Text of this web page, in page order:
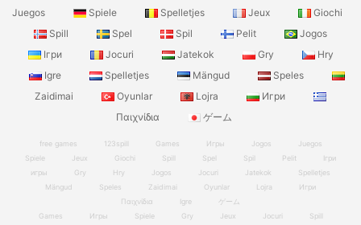
Juegos
Spiele Spelletjes Jeux
Giochi
Spill
Spel Spil Pelit
Jogos
Ігри
Jocuri Jatekok Gry
Hry
Igre
Spelletjes Mängud
Speles
Zaidimai
Oyunlar Lojra
Игри
Παιχνίδια
ゲーム
free games 123spill Games Игры Jogos
Juegos
Spiele
Jeux Giochi Spill Spel Spil Pelit
Ігри
игры
Gry Hry Jogos Jocuri Jatekok
Spelletjes
Mängud
Speles Zaidimai Oyunlar Lojra
Игри
Παιχνίδια
Igre
ゲーム
Games
Игры Spiele Gry Jeux Jocuri
Spill